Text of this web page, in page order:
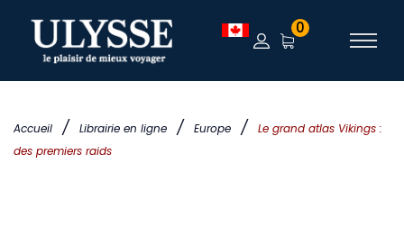
Accueil / Librairie en ligne / Europe /
Le grand atlas Vikings :
des premiers raids
0